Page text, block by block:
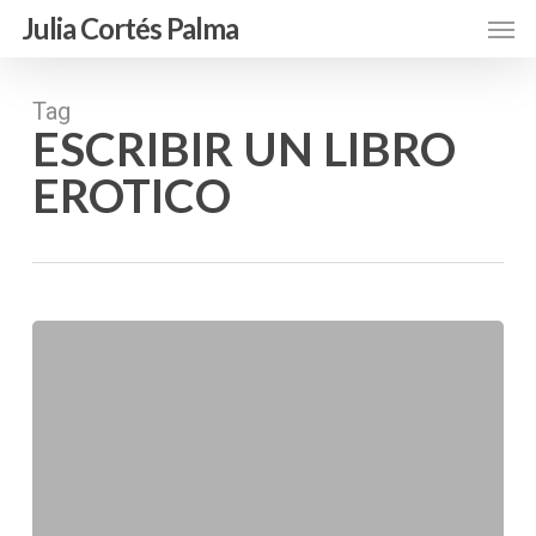
SkipJulia Cortés Palma
Tag
ESCRIBIR UN LIBRO
EROTICO